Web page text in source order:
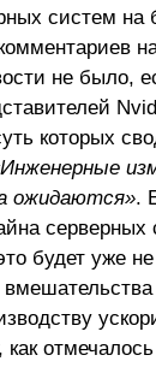
систем на
не было,
которых
ожидаются».
серверных
будет уже